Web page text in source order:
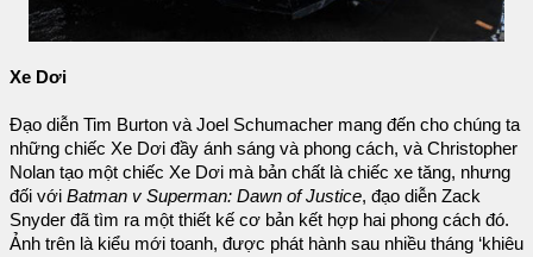
Xe Dơi
Đạo diễn Tim Burton và Joel Schumacher mang đến cho chúng ta
những chiếc Xe Dơi đầy ánh sáng và phong cách, và Christopher
Nolan tạo một chiếc Xe Dơi mà bản chất là chiếc xe tăng, nhưng
đối với Batman v Superman: Dawn of Justice, đạo diễn Zack
Snyder đã tìm ra một thiết kế cơ bản kết hợp hai phong cách đó.
Ảnh trên là kiểu mới toanh, được phát hành sau nhiều tháng ‘khiêu